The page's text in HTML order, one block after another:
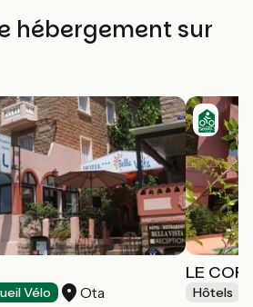
hébergement sur
Vélo Ota
LE
Hôtels